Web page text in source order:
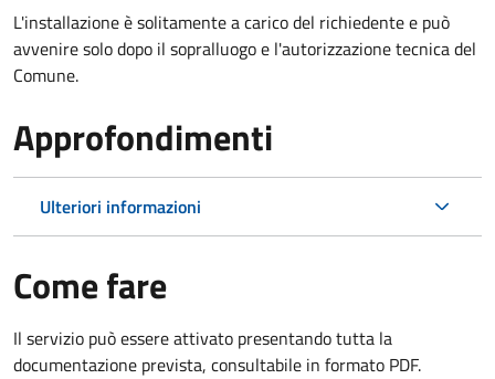
L'installazione è solitamente a carico del richiedente e può
avvenire solo dopo il sopralluogo e l'autorizzazione tecnica del
Comune.
Approfondimenti
Ulteriori informazioni
Come fare
Il servizio può essere attivato presentando tutta la
documentazione prevista, consultabile in formato PDF.